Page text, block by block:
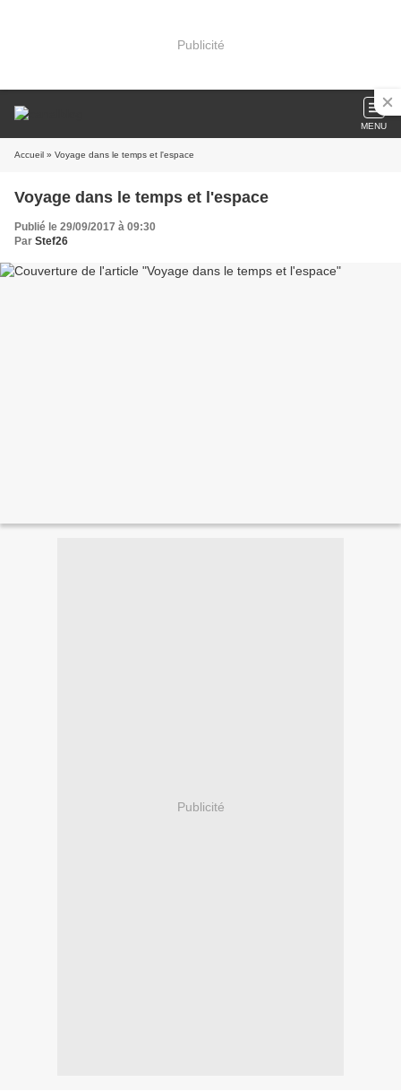
Publicité
MENU
Accueil » Voyage dans le temps et l'espace
Voyage dans le temps et l'espace
Publié le 29/09/2017 à 09:30
Par Stef26
Publicité